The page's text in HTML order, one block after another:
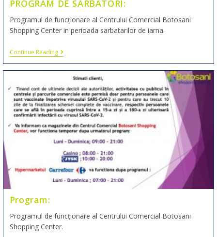
PROGRAM DE SARBATORI:
Programul de funcționare al Centrului Comercial Botosani
Shopping Center in perioada sarbatarilor de iarna.
Continue Reading
Program:
Programul de funcționare al Centrului Comercial Botosani
Shopping Center.